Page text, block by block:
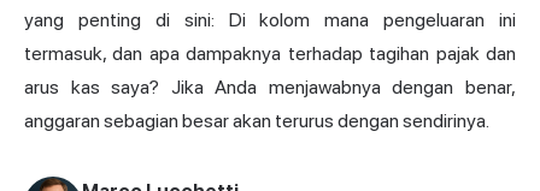
yang penting di sini: Di kolom mana pengeluaran ini
termasuk, dan apa dampaknya terhadap tagihan pajak dan
arus kas saya? Jika Anda menjawabnya dengan benar,
anggaran sebagian besar akan terurus dengan sendirinya.